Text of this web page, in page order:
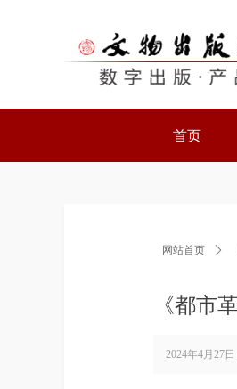
首页
《都市
网站首页 ꄲ
2024年4月27日